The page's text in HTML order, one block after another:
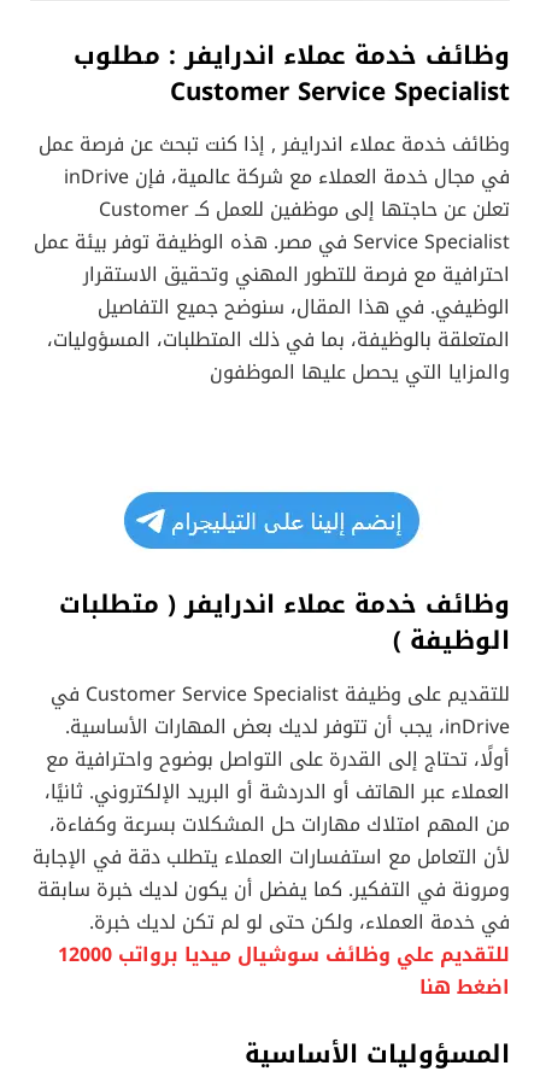
وظائف خدمة عملاء اندرايفر : مطلوب
Customer Service Specialist
وظائف خدمة عملاء اندرايفر , إذا كنت تبحث عن فرصة عمل
في مجال خدمة العملاء مع شركة عالمية، فإن inDrive
تعلن عن حاجتها إلى موظفين للعمل كـ Customer
Service Specialist في مصر. هذه الوظيفة توفر بيئة عمل
احترافية مع فرصة للتطور المهني وتحقيق الاستقرار
الوظيفي. في هذا المقال، سنوضح جميع التفاصيل
المتعلقة بالوظيفة، بما في ذلك المتطلبات، المسؤوليات،
والمزايا التي يحصل عليها الموظفون
وظائف خدمة عملاء اندرايفر ( متطلبات
الوظيفة )
للتقديم على وظيفة Customer Service Specialist في
inDrive، يجب أن تتوفر لديك بعض المهارات الأساسية.
أولًا، تحتاج إلى القدرة على التواصل بوضوح واحترافية مع
العملاء عبر الهاتف أو الدردشة أو البريد الإلكتروني. ثانيًا،
من المهم امتلاك مهارات حل المشكلات بسرعة وكفاءة،
لأن التعامل مع استفسارات العملاء يتطلب دقة في الإجابة
ومرونة في التفكير. كما يفضل أن يكون لديك خبرة سابقة
في خدمة العملاء، ولكن حتى لو لم تكن لديك خبرة.
للتقديم علي وظائف سوشيال ميديا برواتب 12000
اضغط هنا
المسؤوليات الأساسية